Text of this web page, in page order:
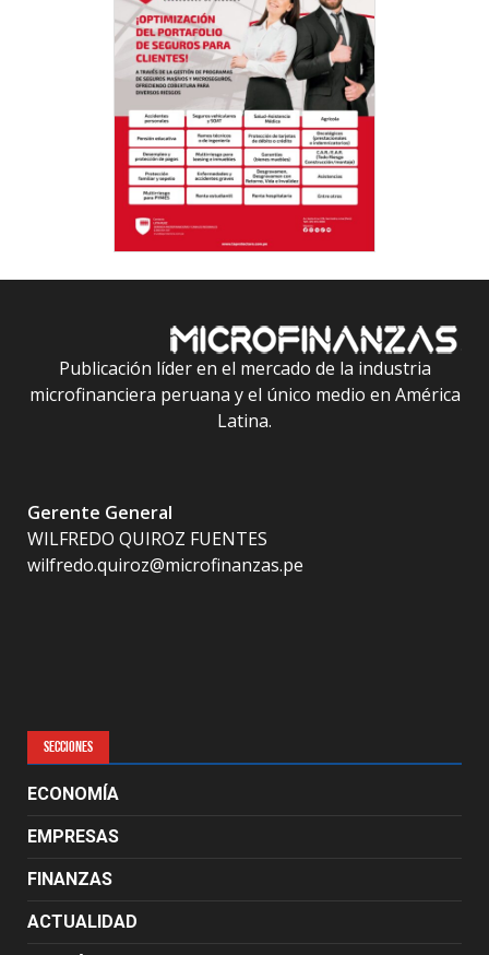
Publicación líder en el mercado de la industria
microfinanciera peruana y el único medio en América
Latina.
Gerente General
WILFREDO QUIROZ FUENTES
wilfredo.quiroz@microfinanzas.pe
SECCIONES
ECONOMÍA
EMPRESAS
FINANZAS
ACTUALIDAD